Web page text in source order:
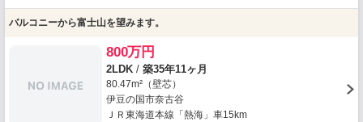
バルコニーから富士山を望みます。
800万円
2LDK / 築35年11ヶ月
80.47m²（壁芯）
伊豆の国市奈古谷
ＪＲ東海道本線「熱海」車15km